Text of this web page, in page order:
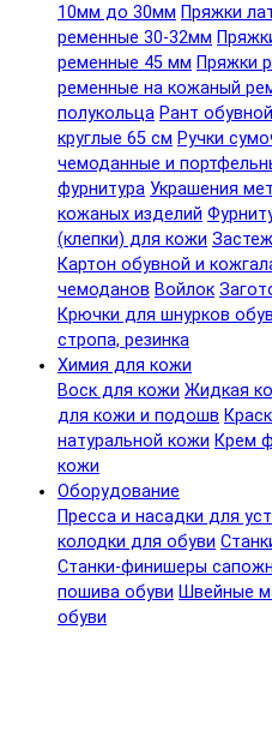
10мм до 30мм Пряжки
ременные 30-32мм
ременные 45 мм Пряжки
ременные на кожаный
полукольца Рант
круглые 65 см Ручки
чемоданные и
фурнитура Украшения
кожаных изделий
(клепки) для кожи
Картон обувной и
чемоданов Войлок
Крючки для шнурков
стропа, резинка
Химия для кожи
Воск для кожи Жидкая
для кожи и подошв
натуральной кожи Крем
кожи
Оборудование
Пресса и насадки для
колодки для обуви
Станки-финишеры
пошива обуви Швейные
обуви